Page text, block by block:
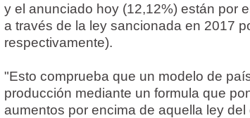
y el anunciado hoy (12,12%) están por
a través de la ley sancionada en 2017
respectivamente).
"Esto comprueba que un modelo de
producción mediante un formula que
aumentos por encima de aquella ley